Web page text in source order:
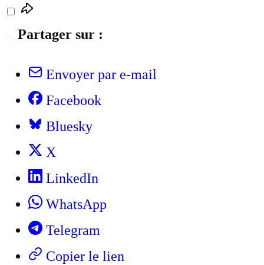
Partager sur :
Envoyer par e-mail
Facebook
Bluesky
X
LinkedIn
WhatsApp
Telegram
Copier le lien